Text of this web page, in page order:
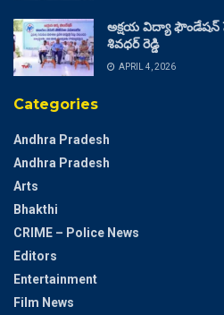
అక్షయ విద్యా ఫౌండేషన్
శివధర్ రెడ్డి
APRIL 4, 2026
Categories
Andhra Pradesh
Andhra Pradesh
Arts
Bhakthi
CRIME – Police News
Editors
Entertainment
Film News